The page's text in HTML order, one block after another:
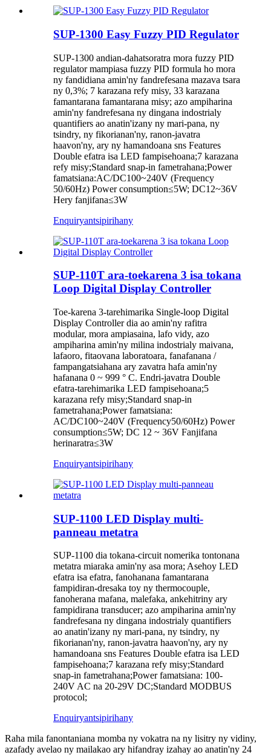
SUP-1300 Easy Fuzzy PID Regulator
SUP-1300 andian-dahatsoratra mora fuzzy PID
regulator mampiasa fuzzy PID formula ho mora
ny fandidiana amin'ny fandrefesana mazava tsara
ny 0,3%; 7 karazana refy misy, 33 karazana
famantarana famantarana misy; azo ampiharina
amin'ny fandrefesana ny dingana indostrialy
quantifiers ao anatin'izany ny mari-pana, ny
tsindry, ny fikorianan'ny, ranon-javatra
haavon'ny, ary ny hamandoana sns Features
Double efatra isa LED fampisehoana;7 karazana
refy misy;Standard snap-in fametrahana;Power
famatsiana:AC/DC100~240V (Frequency
50/60Hz) Power consumption≤5W; DC12~36V
Hery fanjifana≤3W
Enquiryantsipirihany
SUP-110T ara-toekarena 3 isa tokana
Loop Digital Display Controller
Toe-karena 3-tarehimarika Single-loop Digital
Display Controller dia ao amin'ny rafitra
modular, mora ampiasaina, lafo vidy, azo
ampiharina amin'ny milina indostrialy maivana,
lafaoro, fitaovana laboratoara, fanafanana /
fampangatsiahana ary zavatra hafa amin'ny
hafanana 0 ~ 999 ° C. Endri-javatra Double
efatra-tarehimarika LED fampisehoana;5
karazana refy misy;Standard snap-in
fametrahana;Power famatsiana:
AC/DC100~240V (Frequency50/60Hz) Power
consumption≤5W; DC 12 ~ 36V Fanjifana
herinaratra≤3W
Enquiryantsipirihany
SUP-1100 LED Display multi-
panneau metatra
SUP-1100 dia tokana-circuit nomerika tontonana
metatra miaraka amin'ny asa mora; Asehoy LED
efatra isa efatra, fanohanana famantarana
fampidiran-dresaka toy ny thermocouple,
fanoherana mafana, malefaka, ankehitriny ary
fampidirana transducer; azo ampiharina amin'ny
fandrefesana ny dingana indostrialy quantifiers
ao anatin'izany ny mari-pana, ny tsindry, ny
fikorianan'ny, ranon-javatra haavon'ny, ary ny
hamandoana sns Features Double efatra isa LED
fampisehoana;7 karazana refy misy;Standard
snap-in fametrahana;Power famatsiana: 100-
240V AC na 20-29V DC;Standard MODBUS
protocol;
Enquiryantsipirihany
Raha mila fanontaniana momba ny vokatra na ny lisitry ny vidiny,
azafady avelao ny mailakao ary hifandray izahay ao anatin'ny 24